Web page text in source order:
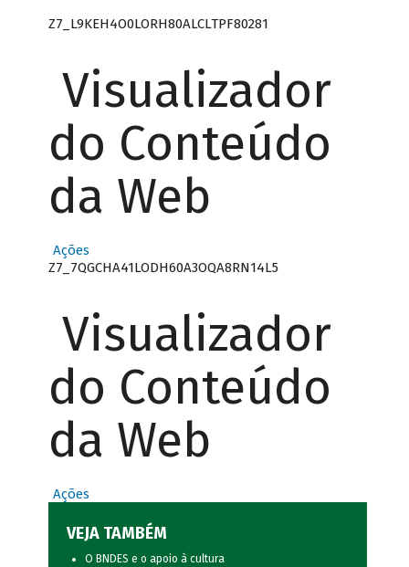
Z7_L9KEH4O0LORH80ALCLTPF80281
Visualizador
do Conteúdo
da Web
Ações
Z7_7QGCHA41LODH60A3OQA8RN14L5
Visualizador
do Conteúdo
da Web
Ações
VEJA TAMBÉM
O BNDES e o apoio à cultura